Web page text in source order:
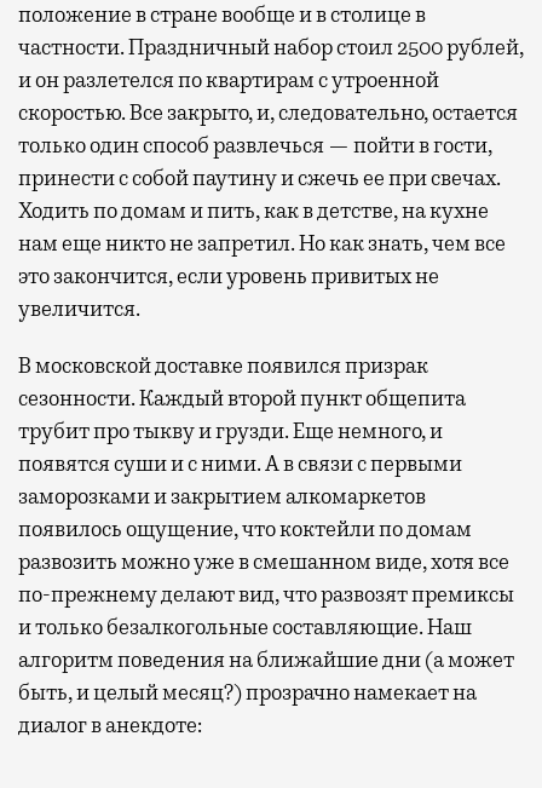
положение в стране вообще и в столице в
частности. Праздничный набор стоил 2500 рублей,
и он разлетелся по квартирам с утроенной
скоростью. Все закрыто, и, следовательно, остается
только один способ развлечься — пойти в гости,
принести с собой паутину и сжечь ее при свечах.
Ходить по домам и пить, как в детстве, на кухне
нам еще никто не запретил. Но как знать, чем все
это закончится, если уровень привитых не
увеличится.
В московской доставке появился призрак
сезонности. Каждый второй пункт общепита
трубит про тыкву и грузди. Еще немного, и
появятся суши и с ними. А в связи с первыми
заморозками и закрытием алкомаркетов
появилось ощущение, что коктейли по домам
развозить можно уже в смешанном виде, хотя все
по-прежнему делают вид, что развозят премиксы
и только безалкогольные составляющие. Наш
алгоритм поведения на ближайшие дни (а может
быть, и целый месяц?) прозрачно намекает на
диалог в анекдоте: